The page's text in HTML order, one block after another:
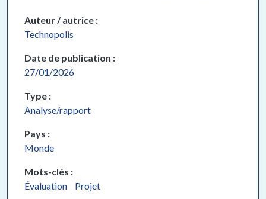
Auteur / autrice
Technopolis
Date de publication
27/01/2026
Type
Analyse/rapport
Pays
Monde
Mots-clés
Évaluation
Projet